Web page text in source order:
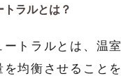
ラルとは？
ートラルとは、温
均衡させること